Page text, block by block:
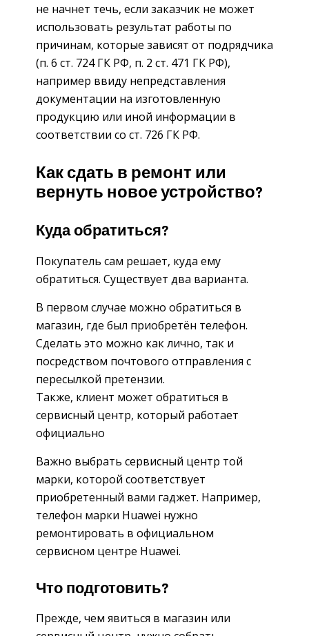
не начнет течь, если заказчик не может
использовать результат работы по
причинам, которые зависят от подрядчика
(п. 6 ст. 724 ГК РФ, п. 2 ст. 471 ГК РФ),
например ввиду непредставления
документации на изготовленную
продукцию или иной информации в
соответствии со ст. 726 ГК РФ.
Как сдать в ремонт или
вернуть новое устройство?
Куда обратиться?
Покупатель сам решает, куда ему
обратиться. Существует два варианта.
В первом случае можно обратиться в
магазин, где был приобретён телефон.
Сделать это можно как лично, так и
посредством почтового отправления с
пересылкой претензии.
Также, клиент может обратиться в
сервисный центр, который работает
официально
Важно выбрать сервисный центр той
марки, которой соответствует
приобретенный вами гаджет. Например,
телефон марки Huawei нужно
ремонтировать в официальном
сервисном центре Huawei.
Что подготовить?
Прежде, чем явиться в магазин или